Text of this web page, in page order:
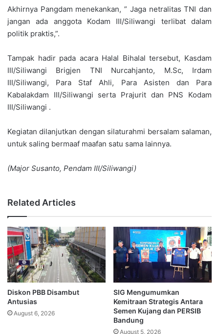
Akhirnya Pangdam menekankan, ” Jaga netralitas TNI dan
jangan ada anggota Kodam III/Siliwangi terlibat dalam
politik praktis,”.
Tampak hadir pada acara Halal Bihalal tersebut, Kasdam
III/Siliwangi Brigjen TNI Nurcahjanto, M.Sc, Irdam
III/Siliwangi, Para Staf Ahli, Para Asisten dan Para
Kabalakdam III/Siliwangi serta Prajurit dan PNS Kodam
III/Siliwangi .
Kegiatan dilanjutkan dengan silaturahmi bersalam salaman,
untuk saling bermaaf maafan satu sama lainnya.
(Major Susanto, Pendam III/Siliwangi)
Related Articles
Diskon PBB Disambut
Antusias
August 6, 2026
SIG Mengumumkan
Kemitraan Strategis Antara
Semen Kujang dan PERSIB
Bandung
August 5, 2026